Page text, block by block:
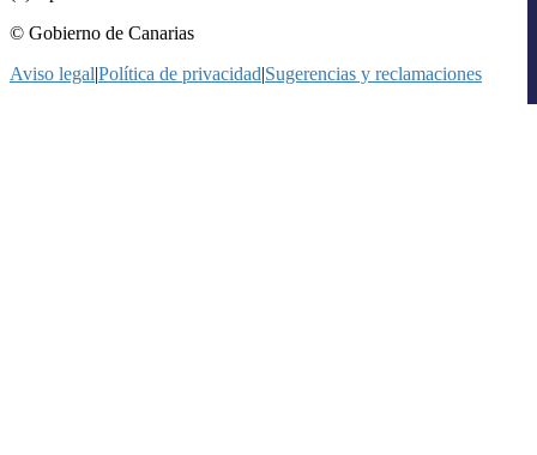
© Gobierno de Canarias
Aviso legal|Política de privacidad|Sugerencias y reclamaciones